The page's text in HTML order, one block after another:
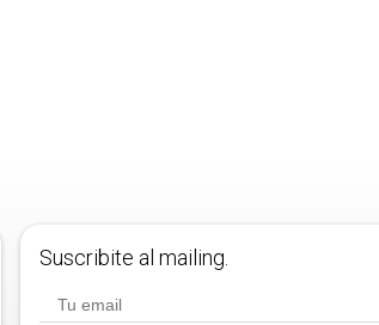
Suscribite al mailing.